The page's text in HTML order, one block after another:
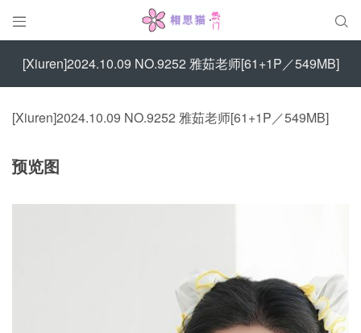
 
[Xiuren]2024.10.09 NO.9252 雅茹老师[61+1P／549MB]
[Xiuren]2024.10.09 NO.9252 雅茹老师[61+1P／549MB]
预览图